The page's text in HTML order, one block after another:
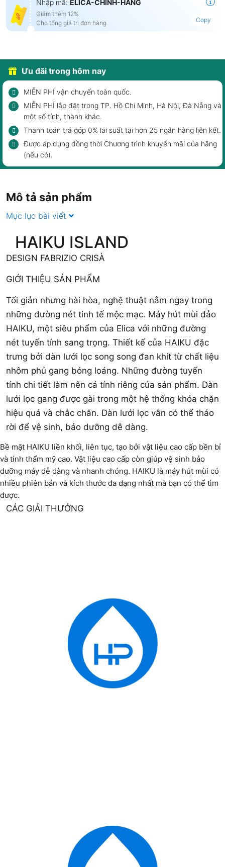
Nhập mã: ELICA-CHINH-HANG
Giảm thêm 12%
Cho tổng giá trị đơn hàng
Copy
Ưu đãi trong hôm nay
MIỄN PHÍ vận chuyển toàn quốc.
MIỄN PHÍ lắp đặt trong TP. Hồ Chí Minh, Hà Nội, Đà Nẵng và
một số tỉnh, thành khác.
Thanh toán trả góp 0% lãi suất tại hơn 25 ngân hàng liên kết.
Được áp dụng đồng thời Chương trình khuyến mãi của hãng
(nếu có).
Mô tả sản phẩm
Mục lục bài viết
HAIKU ISLAND
DESIGN FABRIZIO CRISÀ
GIỚI THIỆU SẢN PHẨM
Tối giản nhưng hài hòa, nghệ thuật nằm ngay trong
những đường nét tinh tế mộc mạc. Máy hút mùi đảo
HAIKU, một siêu phẩm của Elica với những đường
nét tuyến tính sang trọng. Thiết kế của HAIKU đặc
trưng bởi dàn lưới lọc song song đan khít từ chất liệu
nhôm phủ gang bóng loáng. Những đường tuyến
tính chi tiết làm nên cá tính riêng của sản phẩm. Dàn
lưới lọc gang được gài trong một hệ thống khóa chặn
hiệu quả và chắc chắn. Dàn lưới lọc vẫn có thể tháo
rời để vệ sinh, bảo dưỡng dễ dàng.
Bề mặt HAIKU liền khối, liên tục, tạo bởi vật liệu cao cấp bền bỉ
và tính thẩm mỹ cao. Vật liệu cao cấp còn giúp vệ sinh bảo
dưỡng máy dễ dàng và nhanh chóng. HAIKU là máy hút mùi có
nhiều phiên bản và kích thước đa dạng nhất mà bạn có thể tìm
được.
CÁC GIẢI THƯỞNG